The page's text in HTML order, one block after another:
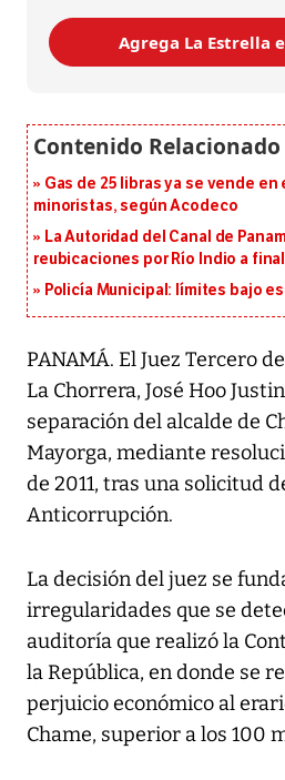
Agrega La Estrella
Gas de 25 libras ya se vende
minoristas, según Acodeco
La Autoridad del Canal de
reubicaciones por Río Indio a
Policía Municipal: límites bajo
PANAMÁ. El Juez Tercero
La Chorrera, José Hoo
separación del alcalde de
Mayorga, mediante
de 2011, tras una solicitud
Anticorrupción.
La decisión del juez se
irregularidades que se
auditoría que realizó la
la República, en donde se
perjuicio económico al
Chame, superior a los 100